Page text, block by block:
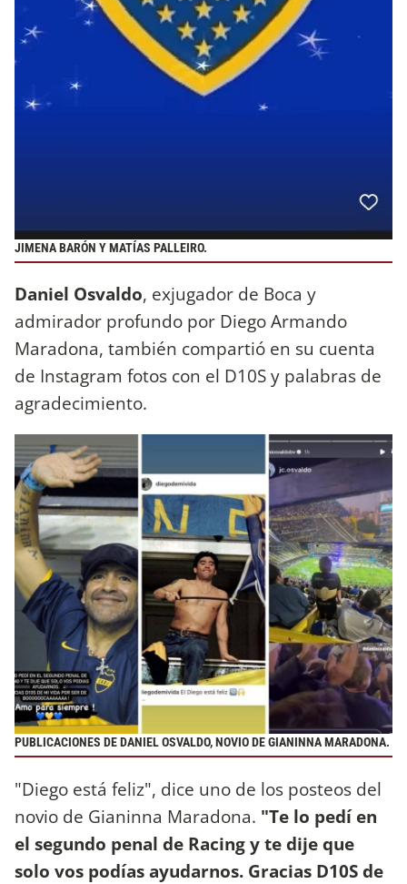
JIMENA BARÓN Y MATÍAS PALLEIRO.
Daniel Osvaldo, exjugador de Boca y
admirador profundo por Diego Armando
Maradona, también compartió en su cuenta
de Instagram fotos con el D10S y palabras de
agradecimiento.
PUBLICACIONES DE DANIEL OSVALDO, NOVIO DE GIANINNA MARADONA.
"Diego está feliz", dice uno de los posteos del
novio de Gianinna Maradona. "Te lo pedí en
el segundo penal de Racing y te dije que
solo vos podías ayudarnos. Gracias D10S de